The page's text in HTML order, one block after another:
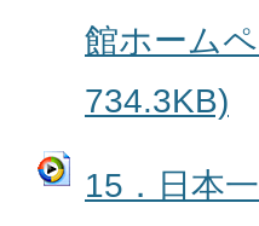
館ホーム
734.3KB)
15．日本